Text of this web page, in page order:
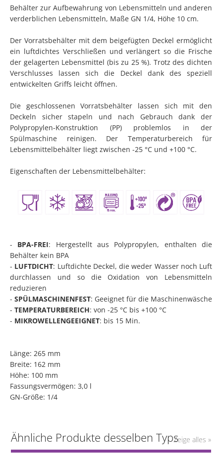
Behälter zur Aufbewahrung von Lebensmitteln und anderen
verderblichen Lebensmitteln, Maße GN 1/4, Höhe 10 cm.
Der Vorratsbehälter mit dem beigefügten Deckel ermöglicht
ein luftdichtes Verschließen und verlängert so die Frische
der gelagerten Lebensmittel (bis zu 25 %). Trotz des dichten
Verschlusses lassen sich die Deckel dank des speziell
entwickelten Griffs leicht öffnen.
Die geschlossenen Vorratsbehälter lassen sich mit den
Deckeln sicher stapeln und nach Gebrauch dank der
Polypropylen-Konstruktion (PP) problemlos in der
Spülmaschine reinigen. Der Temperaturbereich für
Lebensmittelbehälter liegt zwischen -25 °C und +100 °C.
Eigenschaften der Lebensmittelbehälter:
- BPA-FREI: Hergestellt aus Polypropylen, enthalten die
Behälter kein BPA
- LUFTDICHT: Luftdichte Deckel, die weder Wasser noch Luft
durchlassen und so die Oxidation von Lebensmitteln
reduzieren
- SPÜLMASCHINENFEST: Geeignet für die Maschinenwäsche
- TEMPERATURBEREICH: von -25 °C bis +100 °C
- MIKROWELLENGEEIGNET: bis 15 Min.
Länge: 265 mm
Breite: 162 mm
Höhe: 100 mm
Fassungsvermögen: 3,0 l
GN-Größe: 1/4
Ähnliche Produkte desselben TypsZeige alles »